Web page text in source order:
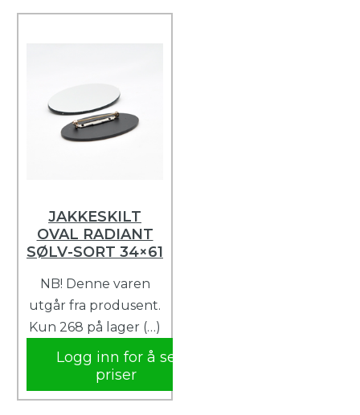
JAKKESKILT
OVAL RADIANT
SØLV-SORT 34×61
NB! Denne varen
utgår fra produsent.
Kun 268 på lager (…)
Logg inn for å se
priser